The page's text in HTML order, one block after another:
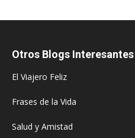
Otros Blogs Interesantes
El Viajero Feliz
Frases de la Vida
Salud y Amistad